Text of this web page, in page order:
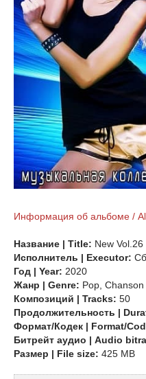
Информация об альбоме /
Название | Title: New Vol.26
Исполнитель | Executor:
Год | Year: 2020
Жанр | Genre: Pop, Chanson
Композиций | Tracks: 50
Продолжительность |
Формат/Кодек | Format/
Битрейт аудио | Audio
Размер | File size: 425 MB